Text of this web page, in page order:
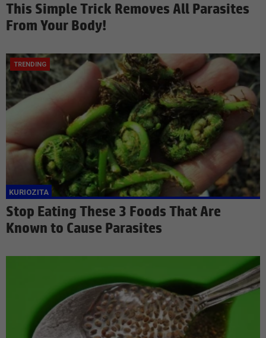
This Simple Trick Removes All Parasites
From Your Body!
Stop Eating These 3 Foods That Are
Known to Cause Parasites